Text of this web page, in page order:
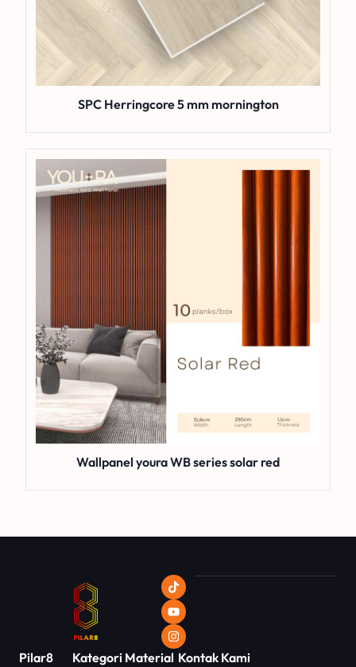
SPC Herringcore 5 mm mornington
Wallpanel youra WB series solar red
Pilar8
Kategori Material Kontak Kami